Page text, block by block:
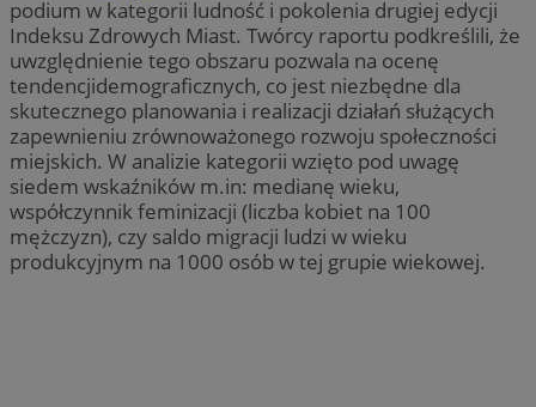
podium w kategorii ludność i pokolenia drugiej edycji
Indeksu Zdrowych Miast. Twórcy raportu podkreślili, że
uwzględnienie tego obszaru pozwala na ocenę
tendencjidemograficznych, co jest niezbędne dla
skutecznego planowania i realizacji działań służących
zapewnieniu zrównoważonego rozwoju społeczności
miejskich. W analizie kategorii wzięto pod uwagę
siedem wskaźników m.in: medianę wieku,
współczynnik feminizacji (liczba kobiet na 100
mężczyzn), czy saldo migracji ludzi w wieku
produkcyjnym na 1000 osób w tej grupie wiekowej.